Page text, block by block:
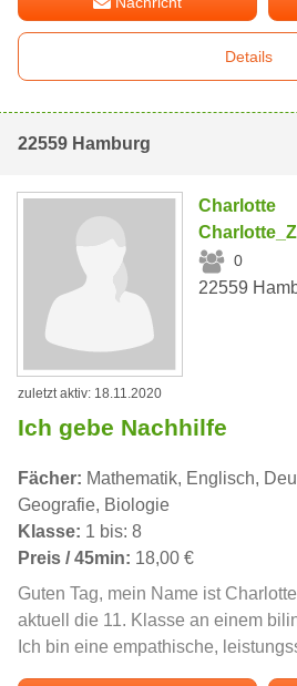
Details
22559 Hamburg
Charlotte
Charlotte_Z
0
22559
zuletzt aktiv: 18.11.2020
Ich gebe Nachhilfe
Fächer: Mathematik, Englisch,
Geografie, Biologie
Klasse: 1 bis: 8
Preis / 45min: 18,00 €
Guten Tag, mein Name ist
aktuell die 11. Klasse an einem
Ich bin eine empathische,